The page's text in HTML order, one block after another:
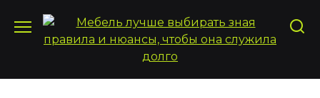
содержанию